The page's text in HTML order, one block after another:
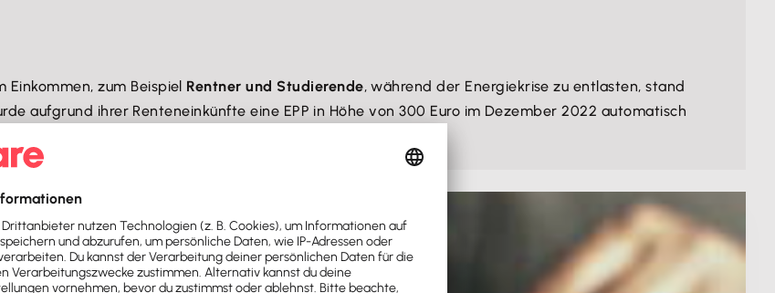
zum Beispiel Rentner und Studierende, während der Energiekrise zu entlasten, stand
aufgrund ihrer Renteneinkünfte eine EPP in Höhe von 300 Euro im Dezember 2022 automatisch
Pauschale in Höhe von 200 Euro beantragen.